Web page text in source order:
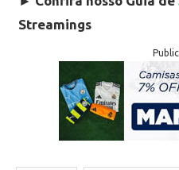
Streamings